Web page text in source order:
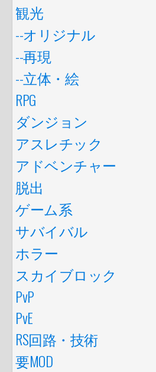
観光
--オリジナル
--再現
--立体・絵
RPG
ダンジョン
アスレチック
アドベンチャー
脱出
ゲーム系
サバイバル
ホラー
スカイブロック
PvP
PvE
RS回路・技術
要MOD